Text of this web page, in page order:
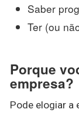
Saber
Ter (ou
Porque
empresa?
Pode elogiar a